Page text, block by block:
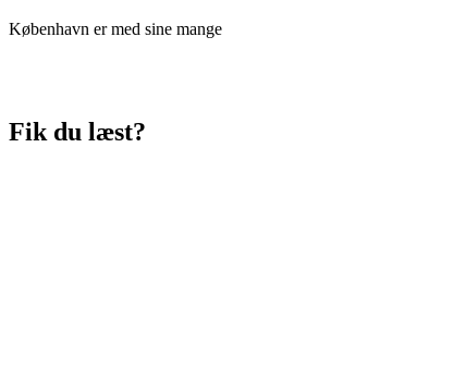
København er med sine mange
Fik du læst?